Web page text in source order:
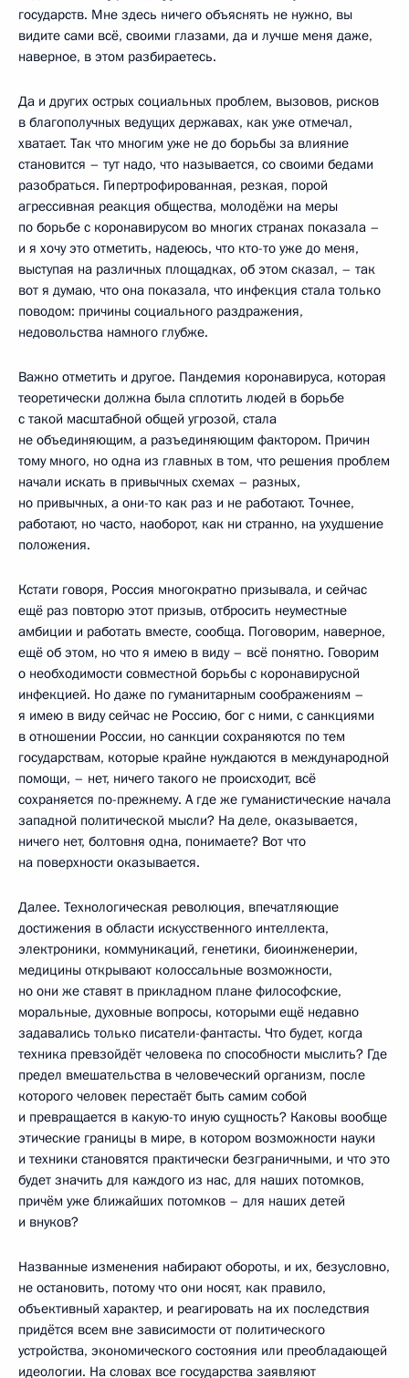
государств. Мне здесь ничего объяснять не нужно, вы
видите сами всё, своими глазами, да и лучше меня даже,
наверное, в этом разбираетесь.
Да и других острых социальных проблем, вызовов, рисков
в благополучных ведущих державах, как уже отмечал,
хватает. Так что многим уже не до борьбы за влияние
становится – тут надо, что называется, со своими бедами
разобраться. Гипертрофированная, резкая, порой
агрессивная реакция общества, молодёжи на меры
по борьбе с коронавирусом во многих странах показала –
и я хочу это отметить, надеюсь, что кто-то уже до меня,
выступая на различных площадках, об этом сказал, – так
вот я думаю, что она показала, что инфекция стала только
поводом: причины социального раздражения,
недовольства намного глубже.
Важно отметить и другое. Пандемия коронавируса, которая
теоретически должна была сплотить людей в борьбе
с такой масштабной общей угрозой, стала
не объединяющим, а разъединяющим фактором. Причин
тому много, но одна из главных в том, что решения проблем
начали искать в привычных схемах – разных,
но привычных, а они-то как раз и не работают. Точнее,
работают, но часто, наоборот, как ни странно, на ухудшение
положения.
Кстати говоря, Россия многократно призывала, и сейчас
ещё раз повторю этот призыв, отбросить неуместные
амбиции и работать вместе, сообща. Поговорим, наверное,
ещё об этом, но что я имею в виду – всё понятно. Говорим
о необходимости совместной борьбы с коронавирусной
инфекцией. Но даже по гуманитарным соображениям –
я имею в виду сейчас не Россию, бог с ними, с санкциями
в отношении России, но санкции сохраняются по тем
государствам, которые крайне нуждаются в международной
помощи, – нет, ничего такого не происходит, всё
сохраняется по-прежнему. А где же гуманистические начала
западной политической мысли? На деле, оказывается,
ничего нет, болтовня одна, понимаете? Вот что
на поверхности оказывается.
Далее. Технологическая революция, впечатляющие
достижения в области искусственного интеллекта,
электроники, коммуникаций, генетики, биоинженерии,
медицины открывают колоссальные возможности,
но они же ставят в прикладном плане философские,
моральные, духовные вопросы, которыми ещё недавно
задавались только писатели-фантасты. Что будет, когда
техника превзойдёт человека по способности мыслить? Где
предел вмешательства в человеческий организм, после
которого человек перестаёт быть самим собой
и превращается в какую-то иную сущность? Каковы вообще
этические границы в мире, в котором возможности науки
и техники становятся практически безграничными, и что это
будет значить для каждого из нас, для наших потомков,
причём уже ближайших потомков – для наших детей
и внуков?
Названные изменения набирают обороты, и их, безусловно,
не остановить, потому что они носят, как правило,
объективный характер, и реагировать на их последствия
придётся всем вне зависимости от политического
устройства, экономического состояния или преобладающей
идеологии. На словах все государства заявляют